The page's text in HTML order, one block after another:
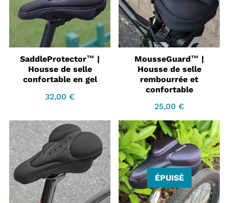
SaddleProtector™ |
Housse de selle
confortable en gel
Prix
32,00 €
MousseGuard™ |
Housse de selle
rembourrée et
confortable
Prix
25,00 €
ÉPUISÉ